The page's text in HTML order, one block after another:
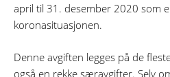
april til 31. desember 2020 som
koronasituasjonen.
Denne avgiften legges på de
også en rekke særavgifter. Selv